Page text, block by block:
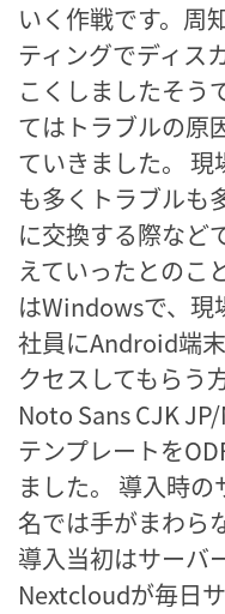
いく作戦です。周
ティングでディス
こくしましたそう
てはトラブルの原
ていきました。 現
も多くトラブルも
に交換する際など
えていったとのこ
はWindowsで、現
社員にAndroid端
クセスしてもらう
Noto Sans CJK
テンプレートを
ました。 導入時
名では手がまわら
導入当初はサーバ
Nextcloudが毎日